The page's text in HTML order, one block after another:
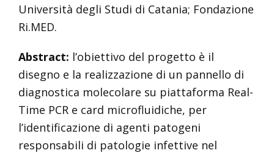
Università degli Studi di Catania; Fondazione
Ri.MED.
Abstract: l’obiettivo del progetto è il
disegno e la realizzazione di un pannello di
diagnostica molecolare su piattaforma Real-
Time PCR e card microfluidiche, per
l’identificazione di agenti patogeni
responsabili di patologie infettive nel